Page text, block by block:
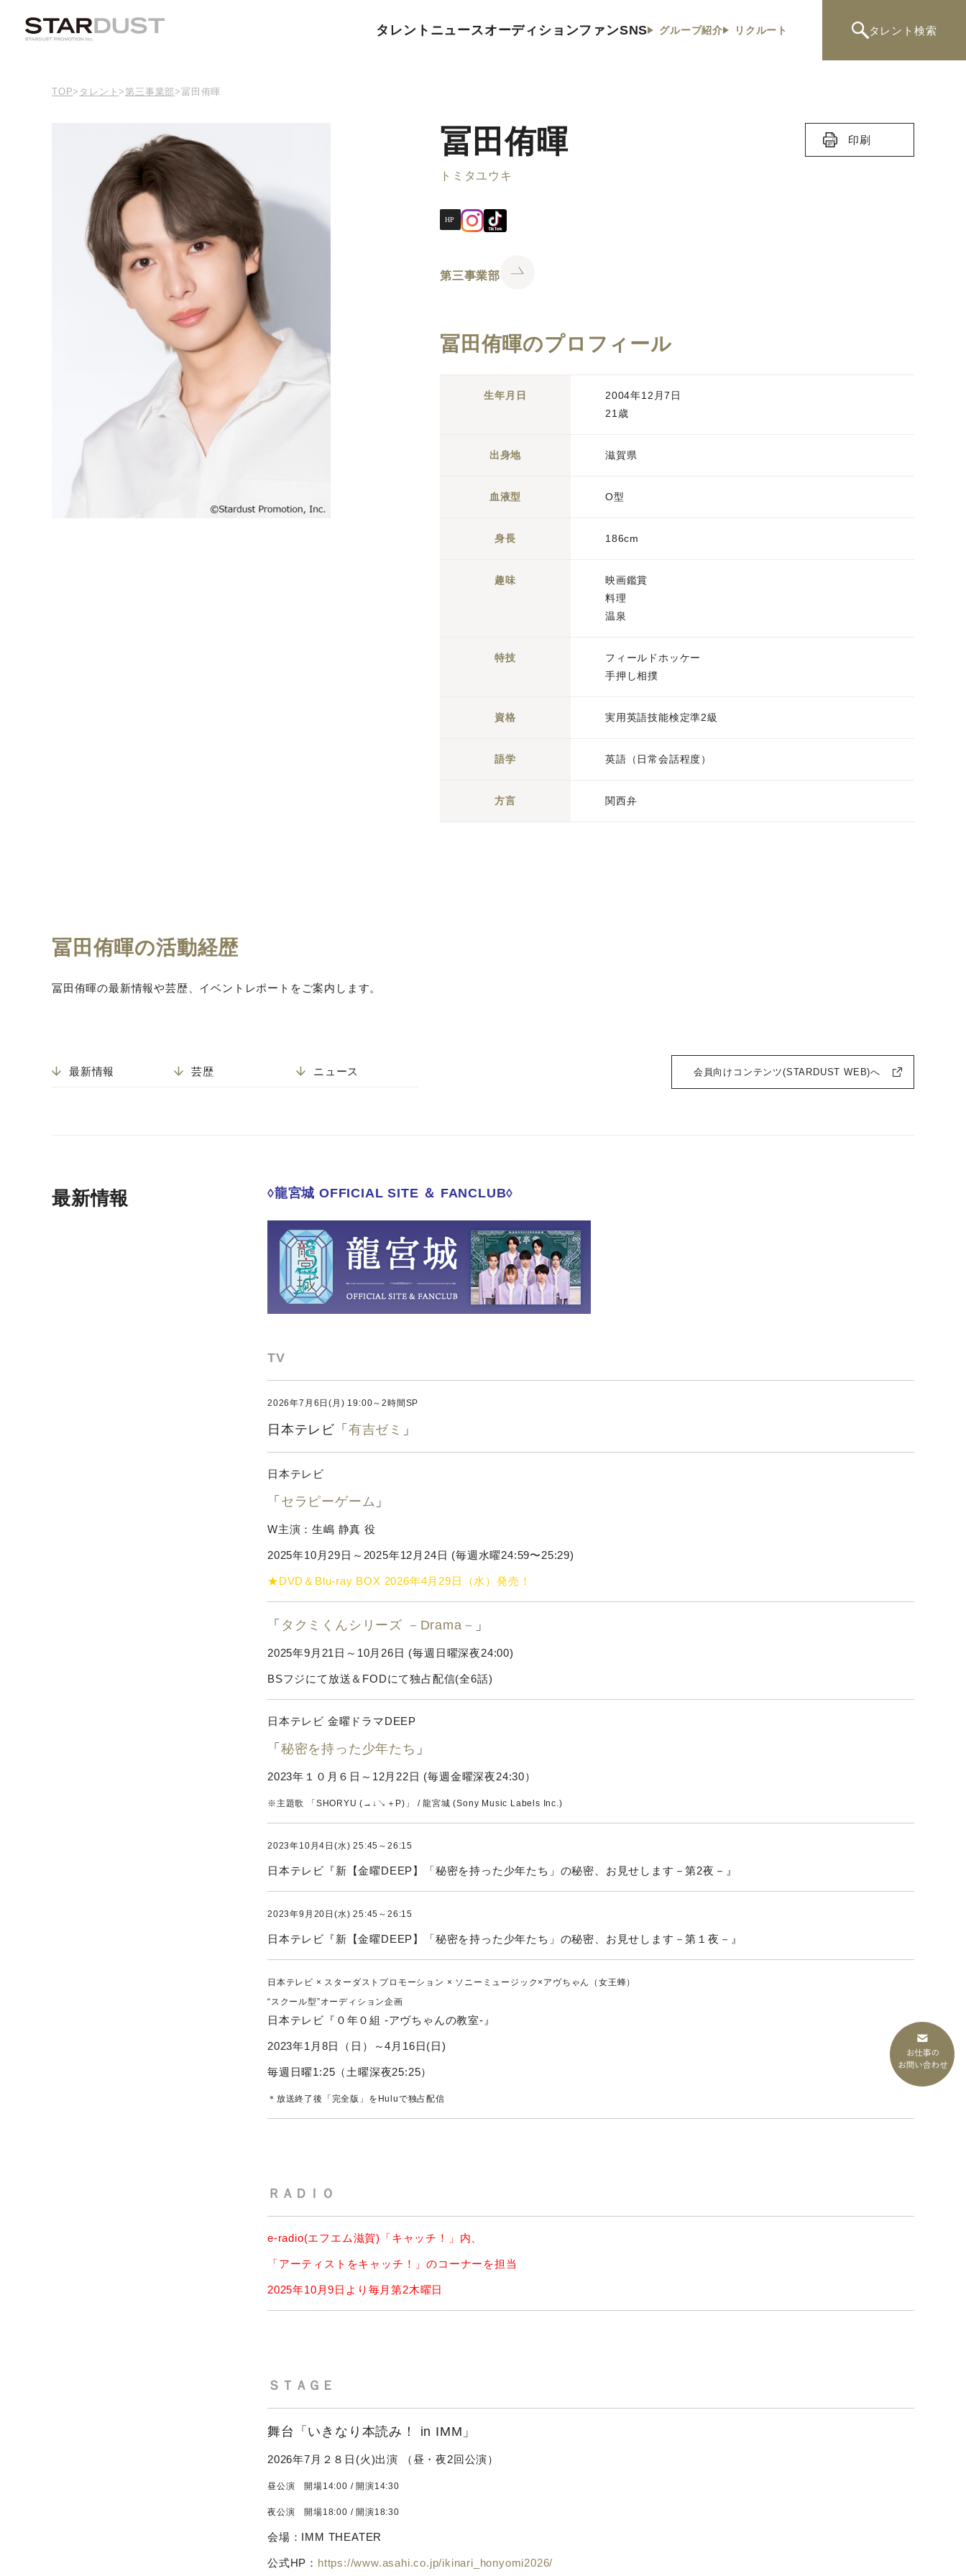
タレント ニュースオーディションファンSNS グループ紹介 リクルート タレント 検索
TOP> タレント> 第三事業部>冨田侑暉
冨田侑暉
トミタユウキ
印刷
第三事業部
冨田侑暉のプロフィール
生年月日
2004年12月7日
21歳
出身地 滋賀県
血液型 O型
身長 186cm
趣味
映画鑑賞
料理
温泉
特技
フィールドホッケー
手押し相撲
資格 実用英語技能検定準2級
語学 英語（日常会話程度）
方言 関西弁
冨田侑暉の活動経歴
冨田侑暉の最新情報や芸歴、イベントレポートをご案内します。
最新情報 芸歴 ニュース 会員向けコンテンツ(STARDUST WEB)へ
最新情報 ◊龍宮城 OFFICIAL SITE ＆ FANCLUB◊
TV
2026年7月6日(月) 19:00～2時間SP
日本テレビ「 有吉ゼミ 」
日本テレビ
「 セラピーゲーム 」
W主演：生嶋 静真 役
2025年10月29日～2025年12月24日 (毎週水曜24:59〜25:29)
★DVD＆Blu-ray BOX 2026年4月29日（水）発売！
「 タクミくんシリーズ －Drama－ 」
2025年9⽉21日～10月26日 (毎週日曜深夜24:00)
BSフジにて放送＆FODにて独占配信(全6話)
日本テレビ 金曜ドラマDEEP
「 秘密を持った少年たち 」
2023年１０月６日～12月22日 (毎週金曜深夜24:30）
※主題歌 「SHORYU (→↓↘＋P)」 / 龍宮城 (Sony Music Labels Inc.)
2023年10月4日(水) 25:45～26:15
日本テレビ『新【金曜DEEP】「秘密を持った少年たち」の秘密、お見せします－第2夜－』
2023年9月20日(水) 25:45～26:15
日本テレビ『新【金曜DEEP】「秘密を持った少年たち」の秘密、お見せします－第１夜－』
日本テレビ × スターダストプロモーション × ソニーミュージック×アヴちゃん（女王蜂）
“スクール型”オーディション企画
日本テレビ『０年０組 -アヴちゃんの教室-』
2023年1月8日（日）～4月16日(日)
毎週日曜1:25（土曜深夜25:25）
＊放送終了後「完全版」をHuluで独占配信
ＲＡＤＩＯ
e-radio(エフエム滋賀)「キャッチ！」内、
「アーティストをキャッチ！」のコーナーを担当
2025年10月9日より毎月第2木曜日
ＳＴＡＧＥ
舞台「いきなり本読み！ in IMM」
2026年7月２８日(火)出演 （昼・夜2回公演）
昼公演 開場14:00 / 開演14:30
夜公演 開場18:00 / 開演18:30
会場：IMM THEATER
公式HP： https://www.asahi.co.jp/ikinari_honyomi2026/